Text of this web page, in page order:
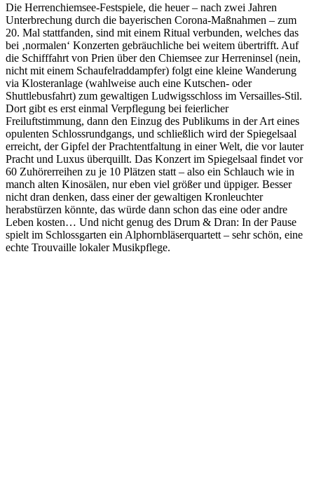
Die Herrenchiemsee-Festspiele, die heuer – nach zwei Jahren
Unterbrechung durch die bayerischen Corona-Maßnahmen – zum
20. Mal stattfanden, sind mit einem Ritual verbunden, welches das
bei ‚normalen‘ Konzerten gebräuchliche bei weitem übertrifft. Auf
die Schifffahrt von Prien über den Chiemsee zur Herreninsel (nein,
nicht mit einem Schaufelraddampfer) folgt eine kleine Wanderung
via Klosteranlage (wahlweise auch eine Kutschen- oder
Shuttlebusfahrt) zum gewaltigen Ludwigsschloss im Versailles-Stil.
Dort gibt es erst einmal Verpflegung bei feierlicher
Freiluftstimmung, dann den Einzug des Publikums in der Art eines
opulenten Schlossrundgangs, und schließlich wird der Spiegelsaal
erreicht, der Gipfel der Prachtentfaltung in einer Welt, die vor lauter
Pracht und Luxus überquillt. Das Konzert im Spiegelsaal findet vor
60 Zuhörerreihen zu je 10 Plätzen statt – also ein Schlauch wie in
manch alten Kinosälen, nur eben viel größer und üppiger. Besser
nicht dran denken, dass einer der gewaltigen Kronleuchter
herabstürzen könnte, das würde dann schon das eine oder andre
Leben kosten… Und nicht genug des Drum & Dran: In der Pause
spielt im Schlossgarten ein Alphornbläserquartett – sehr schön, eine
echte Trouvaille lokaler Musikpflege.